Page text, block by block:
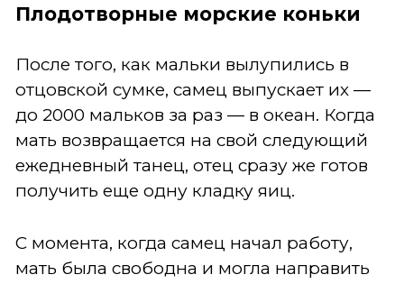
Плодотворные морские коньки
После того, как мальки вылупились в
отцовской сумке, самец выпускает их —
до 2000 мальков за раз — в океан. Когда
мать возвращается на свой следующий
ежедневный танец, отец сразу же готов
получить еще одну кладку яиц.
С момента, когда самец начал работу,
мать была свободна и могла направить